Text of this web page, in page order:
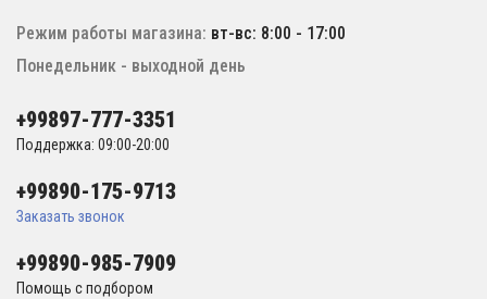
Режим работы магазина: вт-вс: 8:00 - 17:00
Понедельник - выходной день
+99897-777-3351
Поддержка: 09:00-20:00
+99890-175-9713
Заказать звонок
+99890-985-7909
Помощь с подбором